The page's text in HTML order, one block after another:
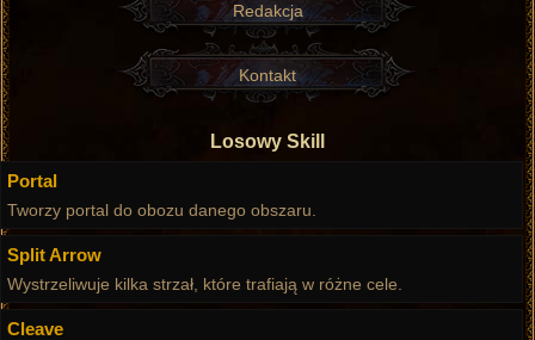
Redakcja
Kontakt
Losowy Skill
Portal
Tworzy portal do obozu danego obszaru.
Split Arrow
Wystrzeliwuje kilka strzał, które trafiają w różne cele.
Cleave